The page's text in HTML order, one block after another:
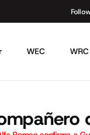
WEC WRC